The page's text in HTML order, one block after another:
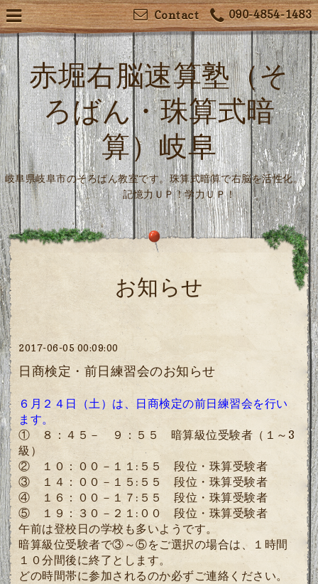
090-4854-1483
Contact
赤堀右脳速算塾（そ
ろばん・珠算式暗
算）岐阜
岐阜県岐阜市のそろばん教室です。珠算式暗算で右脳を活性化。
記憶力ＵＰ！学力ＵＰ！
お知らせ
2017-06-05 00:09:00
日商検定・前日練習会のお知らせ
６月２４日（土）は、日商検定の前日練習会を行い
ます。
① ８：４５－ ９：５５ 暗算級位受験者（１～ 3
級）
② １０：００－１１ : ５５ 段位・珠算受験者
③ １４：００－１５ : ５５ 段位・珠算受験者
④ １６：００－１７ : ５５ 段位・珠算受験者
⑤ １９：３０－２１ : ００段位・珠算受験者
午前は登校日の学校も多いようです。
暗算級位受験者で③～⑤をご選択の場合は、１時間
１０分間後に終了とします。
どの時間帯に参加されるのか必ずご連絡ください。